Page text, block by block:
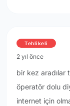
Tehlikeli
2 yıl önce
bir kez aradılar
öperatör dolu
internet için